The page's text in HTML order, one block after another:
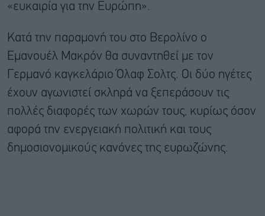
«ευκαιρία για την Ευρώπη».
Κατά την παραμονή του στο Βερολίνο ο
Εμανουέλ Μακρόν θα συναντηθεί με τον
Γερμανό καγκελάριο Όλαφ Σολτς. Οι δύο ηγέτες
έχουν αγωνιστεί σκληρά να ξεπεράσουν τις
πολλές διαφορές των χωρών τους, κυρίως όσον
αφορά την ενεργειακή πολιτική και τους
δημοσιονομικούς κανόνες της ευρωζώνης.